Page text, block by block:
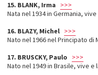
15. BLANK, Irma
>>>
Nata nel 1934 in Germania,
16. BLAZY, Michel >>>
Nato nel 1966 nel Principato di
17. BRUSCKY, Paulo >>>
Nato nel 1949 in Brasile, vive e